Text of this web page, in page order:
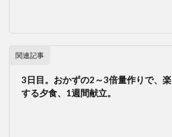
関連記事
3日目。おかずの2～3倍量作りで、楽
する夕食、1週間献立。